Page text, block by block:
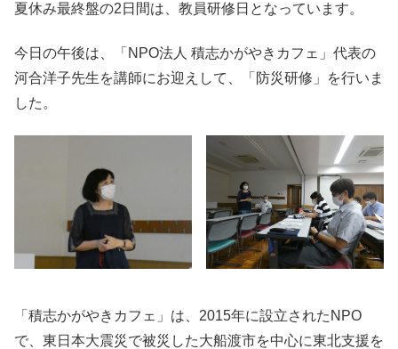
夏休み最終盤の2日間は、教員研修日となっています。
今日の午後は、「NPO法人 積志かがやきカフェ」代表の
河合洋子先生を講師にお迎えして、「防災研修」を行いま
した。
「積志かがやきカフェ」は、2015年に設立されたNPO
で、東日本大震災で被災した大船渡市を中心に東北支援を